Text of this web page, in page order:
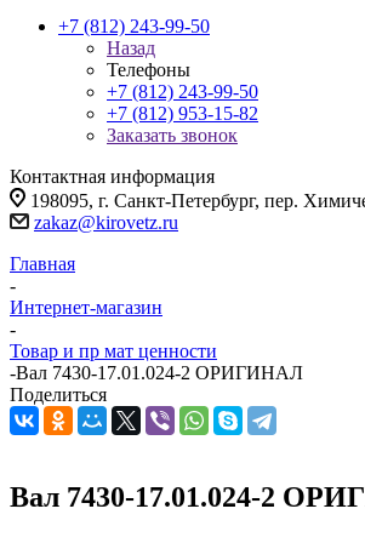
+7 (812) 243-99-50
Назад
Телефоны
+7 (812) 243-99-50
+7 (812) 953-15-82
Заказать звонок
Контактная информация
198095, г. Санкт-Петербург, пер.
zakaz@kirovetz.ru
Главная
-
Интернет-магазин
-
Товар и пр мат ценности
-Вал 7430-17.01.024-2 ОРИГИНАЛ
Поделиться
Вал 7430-17.01.024-2